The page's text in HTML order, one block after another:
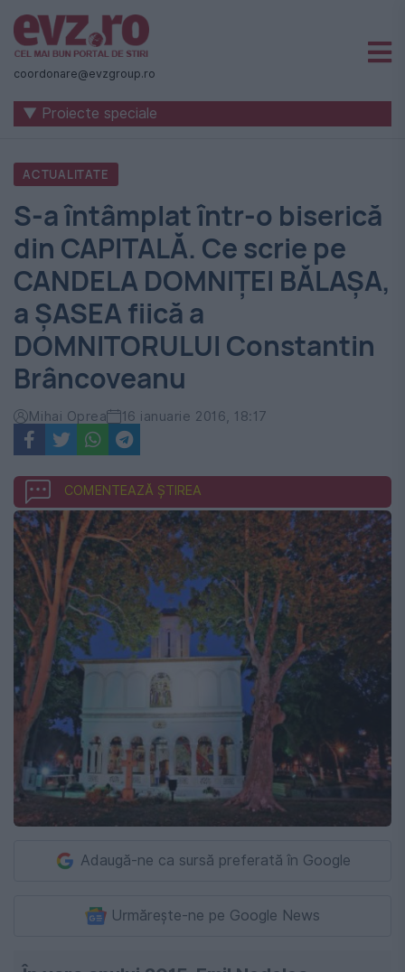
Știri
naționale
internaționale
România
-
Evenimentul
Zilei
coordonare@evzgroup.ro
▼ Proiecte speciale
ACTUALITATE
S-a întâmplat într-o biserică
din CAPITALĂ. Ce scrie pe
CANDELA DOMNIȚEI BĂLAȘA,
a ȘASEA fiică a
DOMNITORULUI Constantin
Brâncoveanu
Mihai Oprea 16 ianuarie 2016, 18:17
COMENTEAZĂ ȘTIREA
Adaugă-ne ca sursă preferată în Google
Urmărește-ne pe Google News